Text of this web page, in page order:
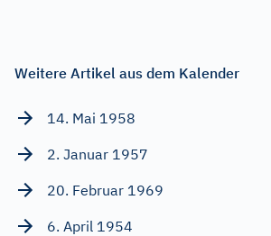
Weitere Artikel aus dem Kalender
14. Mai 1958
2. Januar 1957
20. Februar 1969
6. April 1954